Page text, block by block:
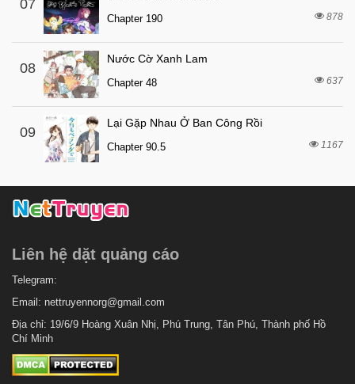
07
Chapter 190 878
08
Nước Cờ Xanh Lam
Chapter 48 637
09
Lại Gặp Nhau Ở Ban Công Rồi
Chapter 90.5 1167
Liên hệ dặt quảng cáo
Telegram:
Email: nettruyennorg@gmail.com
Địa chỉ: 19/6/9 Hoàng Xuân Nhị, Phú Trung, Tân Phú, Thành phố Hồ
Chí Minh